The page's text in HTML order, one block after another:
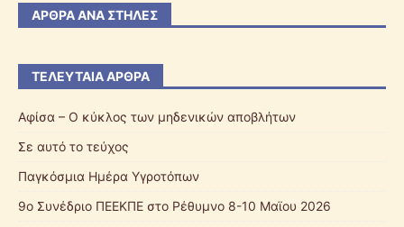
ΆΡΘΡΑ ΑΝΆ ΣΤΉΛΕΣ
ΤΕΛΕΥΤΑΊΑ ΆΡΘΡΑ
Αφίσα – Ο κύκλος των μηδενικών αποβλήτων
Σε αυτό το τεύχος
Παγκόσμια Ημέρα Υγροτόπων
9ο Συνέδριο ΠΕΕΚΠΕ στο Ρέθυμνο 8-10 Μαϊου 2026